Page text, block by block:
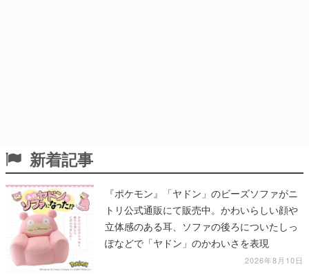
新着記事
『ポケモン』「ヤドン」のビーズソファがニ
トリ公式通販にて販売中。かわいらしい顔や
立体感のある耳、ソファの後ろについたしっ
ぽなどで「ヤドン」のかわいさを表現
2026年8月10日